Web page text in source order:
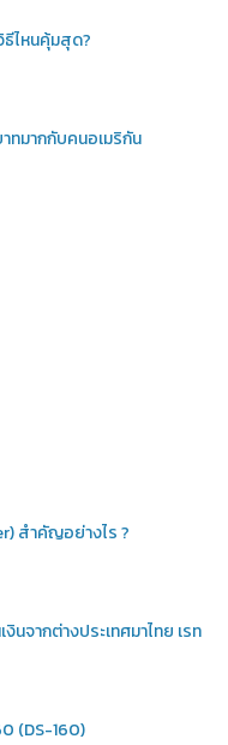
ธีไหนคุ้มสุด?
าทมากกับคนอเมริกัน
สำคัญอย่างไร ?
นจากต่างประเทศมาไทย เรท
(DS-160)